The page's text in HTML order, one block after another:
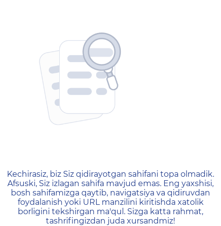
404 — Страница не
Kechirasiz, biz Siz qidirayotgan sahifani topa olmadik.
Afsuski, Siz izlagan sahifa mavjud emas. Eng yaxshisi,
bosh sahifamizga qaytib, navigatsiya va qidiruvdan
foydalanish yoki URL manzilini kiritishda xatolik
borligini tekshirgan ma'qul. Sizga katta rahmat,
tashrifingizdan juda xursandmiz!